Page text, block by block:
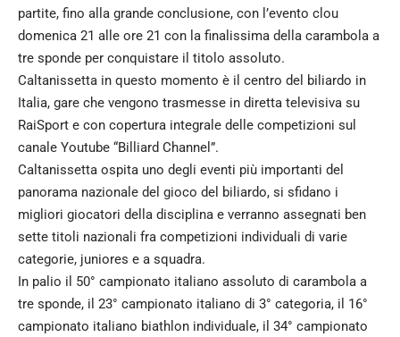
partite, fino alla grande conclusione, con l’evento clou
domenica 21 alle ore 21 con la finalissima della carambola a
tre sponde per conquistare il titolo assoluto.
Caltanissetta in questo momento è il centro del biliardo in
Italia, gare che vengono trasmesse in diretta televisiva su
RaiSport e con copertura integrale delle competizioni sul
canale Youtube “Billiard Channel”.
Caltanissetta ospita uno degli eventi più importanti del
panorama nazionale del gioco del biliardo, si sfidano i
migliori giocatori della disciplina e verranno assegnati ben
sette titoli nazionali fra competizioni individuali di varie
categorie, juniores e a squadra.
In palio il 50° campionato italiano assoluto di carambola a
tre sponde, il 23° campionato italiano di 3° categoria, il 16°
campionato italiano biathlon individuale, il 34° campionato